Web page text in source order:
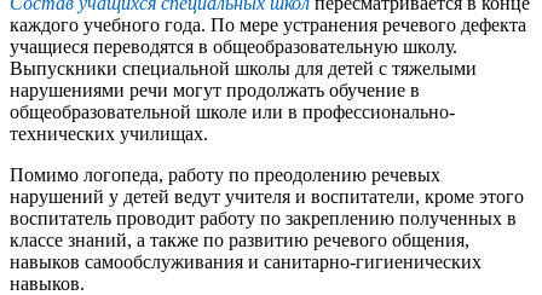
каждого учебного года. По мере устранения речевого дефекта
учащиеся переводятся в общеобразовательную школу.
Выпускники специальной школы для детей с тяжелыми
нарушениями речи могут продолжать обучение в
общеобразовательной школе или в профессионально-
технических училищах.
Помимо логопеда, работу по преодолению речевых
нарушений у детей ведут учителя и воспитатели, кроме этого
воспитатель проводит работу по закреплению полученных в
классе знаний, а также по развитию речевого общения,
навыков самообслуживания и санитарно-гигиенических
навыков.